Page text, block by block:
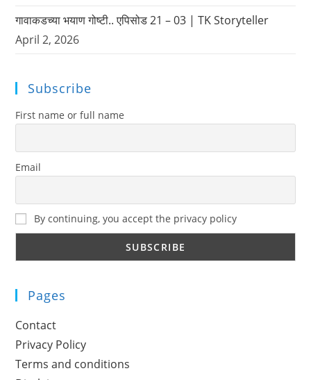
गावाकडच्या भयाण गोष्टी.. एपिसोड 21 – 03 | TK Storyteller
April 2, 2026
Subscribe
First name or full name
Email
By continuing, you accept the privacy policy
Pages
Contact
Privacy Policy
Terms and conditions